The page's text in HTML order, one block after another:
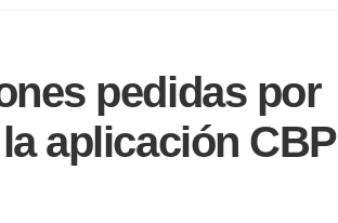
pedidas por
aplicación CBP